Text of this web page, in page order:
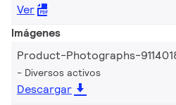
Ver
Imágenes
Product-Photographs-
Diversos activos
Descargar